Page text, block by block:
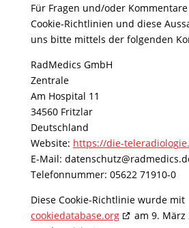
Für Fragen und/oder
Cookie-Richtlinien und diese
uns bitte mittels der folgenden
RadMedics GmbH
Zentrale
Am Hospital 11
34560 Fritzlar
Deutschland
Website: https://die-
E-Mail: datenschutz@
Telefonnummer: 05622 71910-0
Diese Cookie-Richtlinie wurde mit
cookiedatabase.org
am 9. März